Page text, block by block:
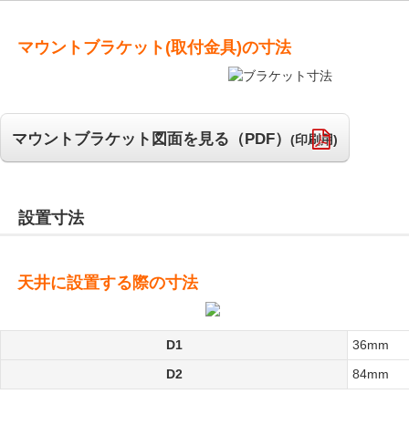
マウントブラケット(取付金具)の寸法
マウントブラケット図面を見る（PDF） (印刷用)
設置寸法
天井に設置する際の寸法
D1
36mm
D2
84mm